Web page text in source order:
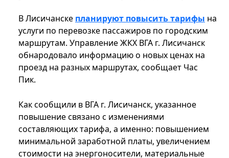
В Лисичанске планируют повысить тарифы на
услуги по перевозке пассажиров по городским
маршрутам. Управление ЖКХ ВГА г. Лисичанск
обнародовало информацию о новых ценах на
проезд на разных маршрутах, сообщает Час
Пик.
Как сообщили в ВГА г. Лисичанск, указанное
повышение связано с изменениями
составляющих тарифа, а именно: повышением
минимальной заработной платы, увеличением
стоимости на энергоносители, материальные